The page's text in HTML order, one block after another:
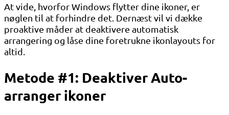
At vide, hvorfor Windows flytter dine ikoner, er
nøglen til at forhindre det. Dernæst vil vi dække
proaktive måder at deaktivere automatisk
arrangering og låse dine foretrukne ikonlayouts for
altid.
Metode #1: Deaktiver Auto-
arranger ikoner